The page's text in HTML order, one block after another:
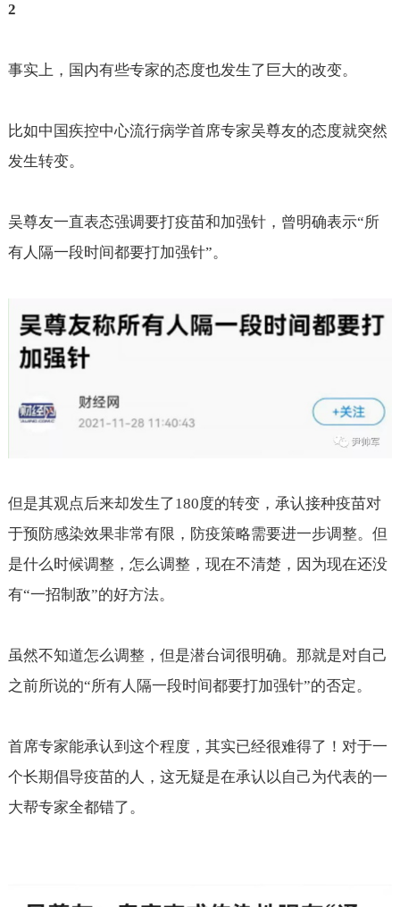
2
事实上，国内有些专家的态度也发生了巨大的改变。
比如中国疾控中心流行病学首席专家吴尊友的态度就突然
发生转变。
吴尊友一直表态强调要打疫苗和加强针，曾明确表示“所
有人隔一段时间都要打加强针”。
但是其观点后来却发生了180度的转变，承认接种疫苗对
于预防感染效果非常有限，防疫策略需要进一步调整。但
是什么时候调整，怎么调整，现在不清楚，因为现在还没
有“一招制敌”的好方法。
虽然不知道怎么调整，但是潜台词很明确。那就是对自己
之前所说的“所有人隔一段时间都要打加强针”的否定。
首席专家能承认到这个程度，其实已经很难得了！对于一
个长期倡导疫苗的人，这无疑是在承认以自己为代表的一
大帮专家全都错了。